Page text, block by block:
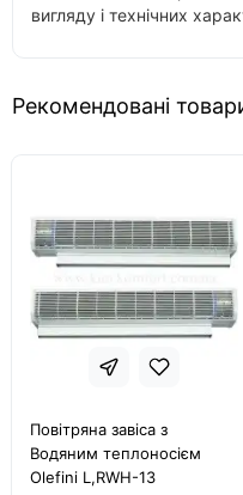
вигляду і технічних
Рекомендовані
Повітряна завіса з
Водяним теплоносієм
Olefini L,RWH-13